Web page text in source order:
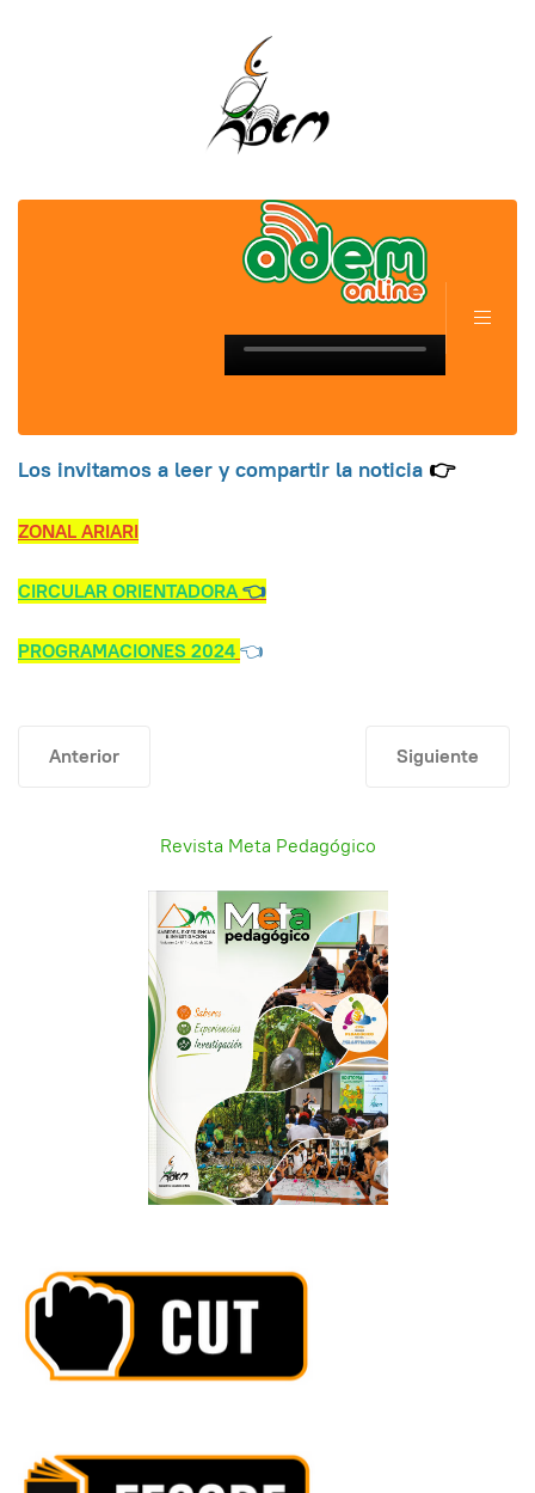
Los invitamos a leer y compartir la noticia 👉
ZONAL ARIARI
CIRCULAR ORIENTADORA👈
PROGRAMACIONES 2024👈
Artículo anterior: Procedimiento para acceder a
Anterior Artículo
Siguiente
Revista Meta Pedagógico